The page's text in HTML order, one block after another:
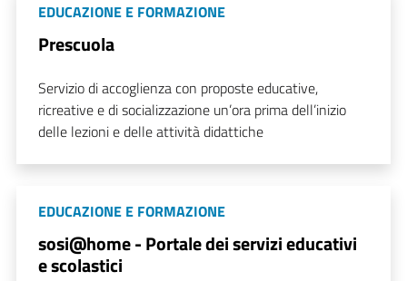
EDUCAZIONE E FORMAZIONE
Prescuola
Servizio di accoglienza con proposte educative,
ricreative e di socializzazione un’ora prima dell’inizio
delle lezioni e delle attività didattiche
EDUCAZIONE E FORMAZIONE
sosi@home - Portale dei servizi educativi
e scolastici